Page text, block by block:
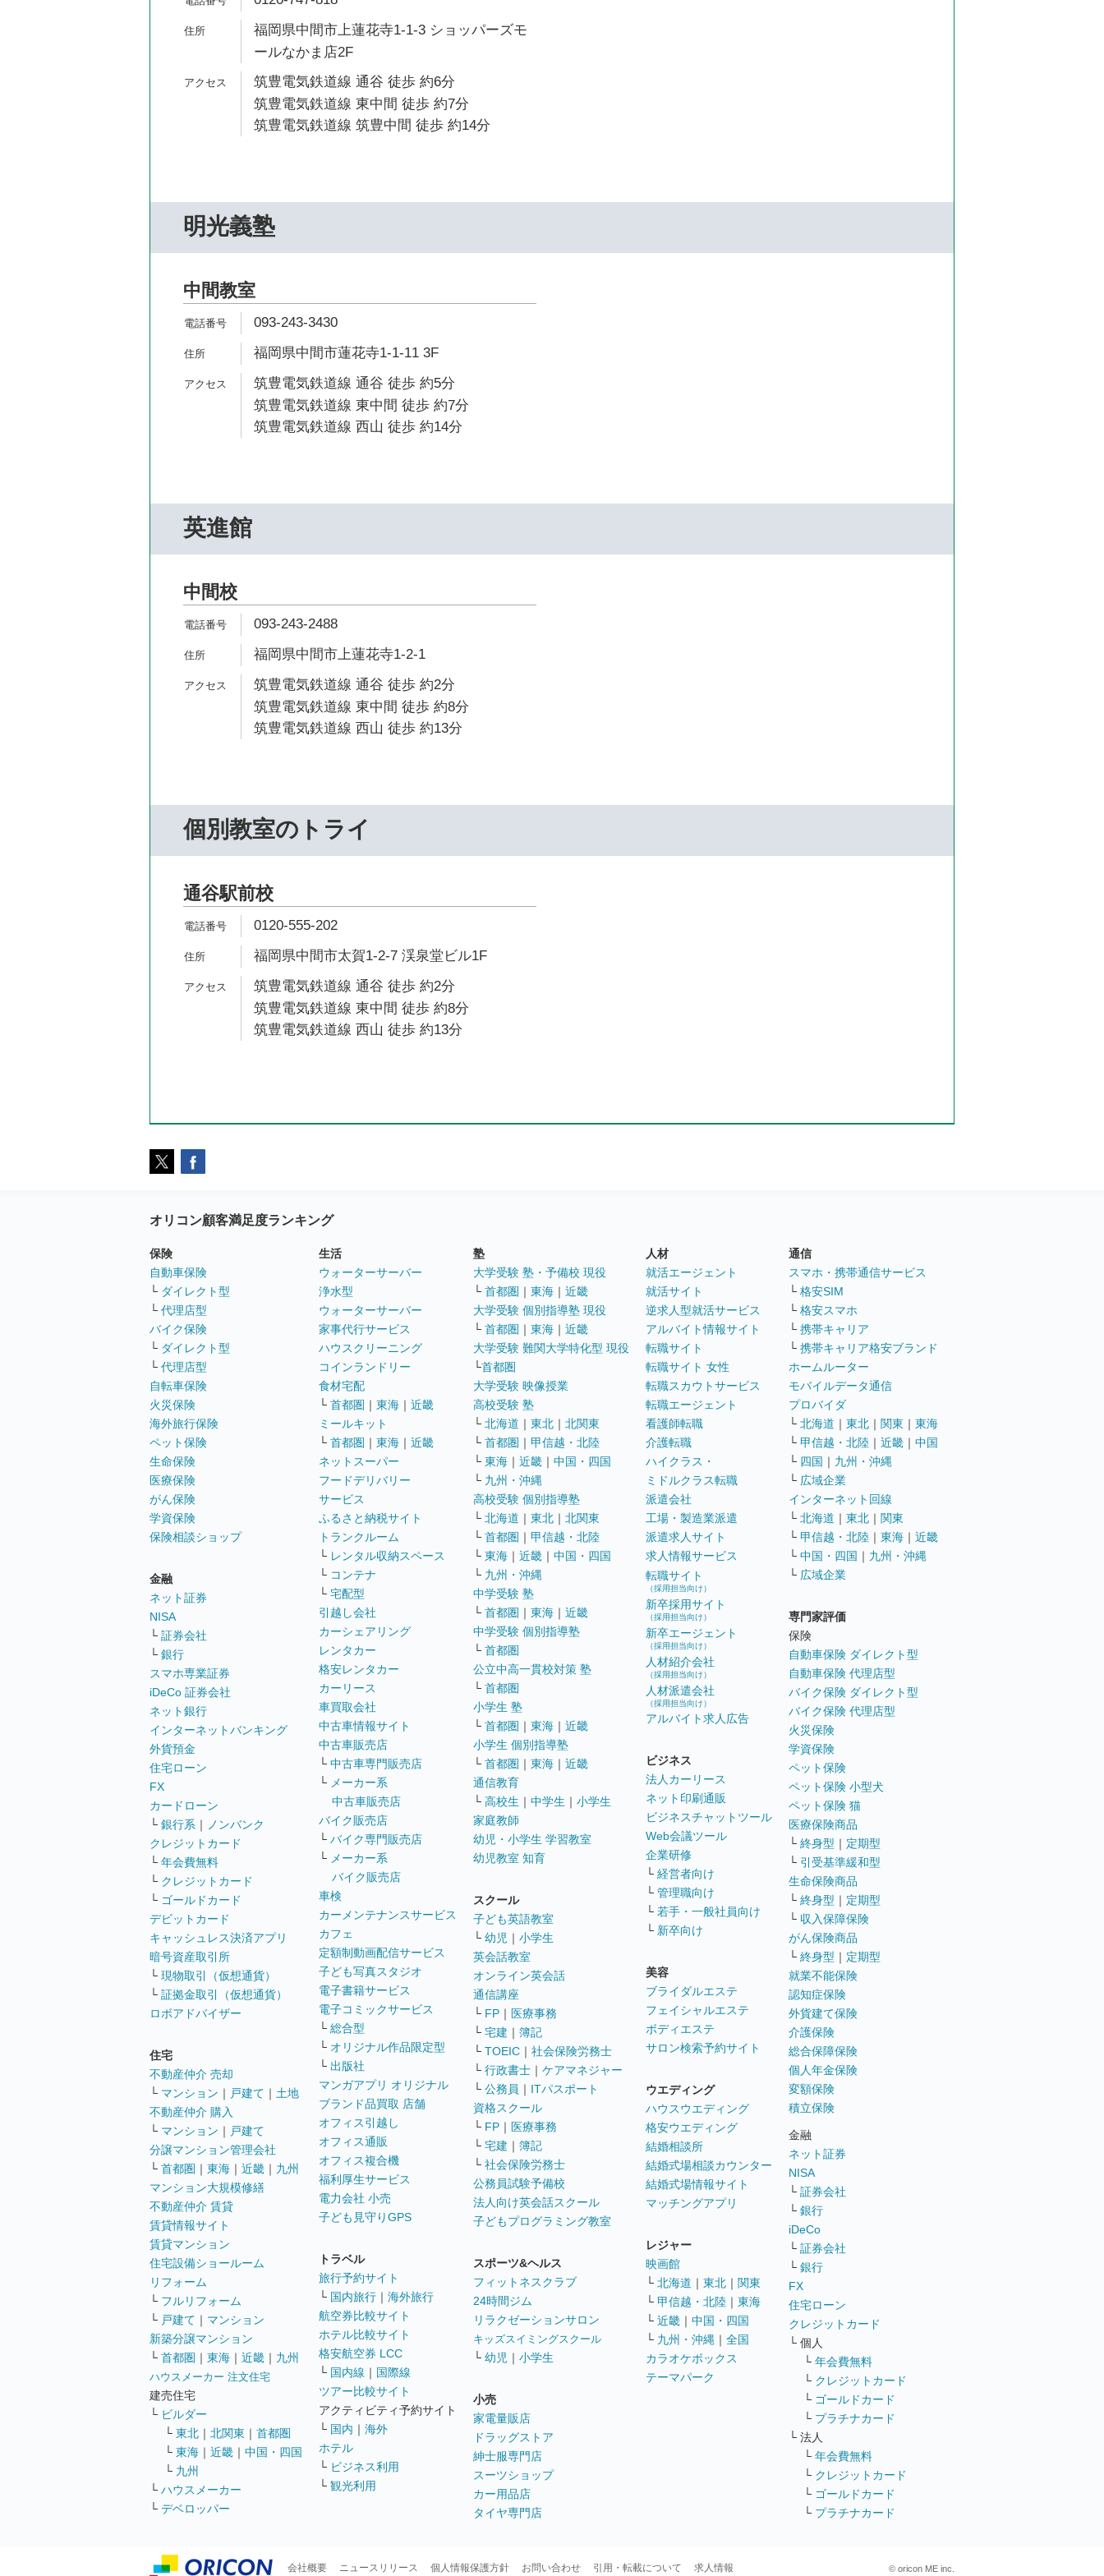
福岡県中間市上蓮花寺1-1-3 ショッパーズモ
ールなかま店2F
筑豊電気鉄道線 通谷 徒歩 約6分
筑豊電気鉄道線 東中間 徒歩 約7分
筑豊電気鉄道線 筑豊中間 徒歩 約14分
明光義塾
中間教室
093-243-3430
福岡県中間市蓮花寺1-1-11 3F
筑豊電気鉄道線 通谷 徒歩 約5分
筑豊電気鉄道線 東中間 徒歩 約7分
筑豊電気鉄道線 西山 徒歩 約14分
英進館
中間校
093-243-2488
福岡県中間市上蓮花寺1-2-1
筑豊電気鉄道線 通谷 徒歩 約2分
筑豊電気鉄道線 東中間 徒歩 約8分
筑豊電気鉄道線 西山 徒歩 約13分
個別教室のトライ
通谷駅前校
0120-555-202
福岡県中間市太賀1-2-7 渓泉堂ビル1F
筑豊電気鉄道線 通谷 徒歩 約2分
筑豊電気鉄道線 東中間 徒歩 約8分
筑豊電気鉄道線 西山 徒歩 約13分
オリコン顧客満足度ランキング
保険
自動車保険
└ ダイレクト型
└ 代理店型
バイク保険
└ ダイレクト型
└ 代理店型
自転車保険
火災保険
海外旅行保険
ペット保険
生命保険
医療保険
がん保険
学資保険
保険相談ショップ
金融
ネット証券
NISA
└ 証券会社
└ 銀行
スマホ専業証券
iDeCo 証券会社
ネット銀行
インターネットバンキング
外貨預金
住宅ローン
FX
カードローン
└ 銀行系 ｜
ノンバンク
クレジットカード
└ 年会費無料
└ クレジットカード
└ ゴールドカード
デビットカード
キャッシュレス決済アプリ
暗号資産取引所
└ 現物取引（仮想通貨）
└ 証拠金取引（仮想通貨）
ロボアドバイザー
住宅
不動産仲介 売却
└ マンション ｜ 戸建て ｜ 土地
不動産仲介 購入
└ マンション ｜ 戸建て
分譲マンション管理会社
└ 首都圏 ｜ 東海 ｜ 近畿 ｜ 九州
マンション大規模修繕
不動産仲介 賃貸
賃貸情報サイト
賃貸マンション
住宅設備ショールーム
リフォーム
└ フルリフォーム
└ 戸建て ｜ マンション
新築分譲マンション
└ 首都圏 ｜ 東海 ｜ 近畿 ｜ 九州
ハウスメーカー 注文住宅
建売住宅
└ ビルダー
└ 東北 ｜ 北関東 ｜ 首都圏
└ 東海 ｜ 近畿 ｜ 中国・四国
└ 九州
└ ハウスメーカー
└ デベロッパー
生活
ウォーターサーバー
浄水型
ウォーターサーバー
家事代行サービス
ハウスクリーニング
コインランドリー
食材宅配
└ 首都圏 ｜ 東海 ｜ 近畿
ミールキット
└ 首都圏 ｜ 東海 ｜ 近畿
ネットスーパー
フードデリバリー
サービス
ふるさと納税サイト
トランクルーム
└ レンタル収納スペース
└ コンテナ
└ 宅配型
引越し会社
カーシェアリング
レンタカー
格安レンタカー
カーリース
車買取会社
中古車情報サイト
中古車販売店
└ 中古車専門販売店
└ メーカー系
中古車販売店
バイク販売店
└ バイク専門販売店
└ メーカー系
バイク販売店
車検
カーメンテナンスサービス
カフェ
定額制動画配信サービス
子ども写真スタジオ
電子書籍サービス
電子コミックサービス
└ 総合型
└ オリジナル作品限定型
└ 出版社
マンガアプリ オリジナル
ブランド品買取 店舗
オフィス引越し
オフィス通販
オフィス複合機
福利厚生サービス
電力会社 小売
子ども見守りGPS
トラベル
旅行予約サイト
└ 国内旅行 ｜ 海外旅行
航空券比較サイト
ホテル比較サイト
格安航空券 LCC
└ 国内線 ｜ 国際線
ツアー比較サイト
アクティビティ予約サイト
└ 国内 ｜ 海外
ホテル
└ ビジネス利用
└ 観光利用
塾
大学受験 塾・予備校 現役
└ 首都圏 ｜ 東海 ｜ 近畿
大学受験 個別指導塾 現役
└ 首都圏 ｜ 東海 ｜ 近畿
大学受験 難関大学特化型 現役
└首都圏
大学受験 映像授業
高校受験 塾
└ 北海道 ｜ 東北 ｜ 北関東
└ 首都圏 ｜ 甲信越・北陸
└ 東海 ｜ 近畿 ｜ 中国・四国
└ 九州・沖縄
高校受験 個別指導塾
└ 北海道 ｜ 東北 ｜ 北関東
└ 首都圏 ｜ 甲信越・北陸
└ 東海 ｜ 近畿 ｜ 中国・四国
└ 九州・沖縄
中学受験 塾
└ 首都圏 ｜ 東海 ｜ 近畿
中学受験 個別指導塾
└ 首都圏
公立中高一貫校対策 塾
└ 首都圏
小学生 塾
└ 首都圏 ｜ 東海 ｜ 近畿
小学生 個別指導塾
└ 首都圏 ｜ 東海 ｜ 近畿
通信教育
└ 高校生 ｜ 中学生 ｜ 小学生
家庭教師
幼児・小学生 学習教室
幼児教室 知育
スクール
子ども英語教室
└ 幼児 ｜ 小学生
英会話教室
オンライン英会話
通信講座
└ FP ｜ 医療事務
└ 宅建 ｜ 簿記
└ TOEIC ｜ 社会保険労務士
└ 行政書士 ｜ ケアマネジャー
└ 公務員 ｜ ITパスポート
資格スクール
└ FP ｜ 医療事務
└ 宅建 ｜ 簿記
└ 社会保険労務士
公務員試験予備校
法人向け英会話スクール
子どもプログラミング教室
スポーツ&ヘルス
フィットネスクラブ
24時間ジム
リラクゼーションサロン
キッズスイミングスクール
└ 幼児 ｜ 小学生
小売
家電量販店
ドラッグストア
紳士服専門店
スーツショップ
カー用品店
タイヤ専門店
人材
就活エージェント
就活サイト
逆求人型就活サービス
アルバイト情報サイト
転職サイト
転職サイト 女性
転職スカウトサービス
転職エージェント
看護師転職
介護転職
ハイクラス・
ミドルクラス転職
派遣会社
工場・製造業派遣
派遣求人サイト
求人情報サービス
転職サイト
（採用担当向け）
新卒採用サイト
（採用担当向け）
新卒エージェント
（採用担当向け）
人材紹介会社
（採用担当向け）
人材派遣会社
（採用担当向け）
アルバイト求人広告
ビジネス
法人カーリース
ネット印刷通販
ビジネスチャットツール
Web会議ツール
企業研修
└ 経営者向け
└ 管理職向け
└ 若手・一般社員向け
└ 新卒向け
美容
ブライダルエステ
フェイシャルエステ
ボディエステ
サロン検索予約サイト
ウエディング
ハウスウエディング
格安ウエディング
結婚相談所
結婚式場相談カウンター
結婚式場情報サイト
マッチングアプリ
レジャー
映画館
└ 北海道 ｜ 東北 ｜ 関東
└ 甲信越・北陸 ｜ 東海
└ 近畿 ｜ 中国・四国
└ 九州・沖縄 ｜ 全国
カラオケボックス
テーマパーク
通信
スマホ・携帯通信サービス
└ 格安SIM
└ 格安スマホ
└ 携帯キャリア
└ 携帯キャリア格安ブランド
ホームルーター
モバイルデータ通信
プロバイダ
└ 北海道 ｜ 東北 ｜ 関東 ｜ 東海
└ 甲信越・北陸 ｜ 近畿 ｜ 中国
└ 四国 ｜ 九州・沖縄
└ 広域企業
インターネット回線
└ 北海道 ｜ 東北 ｜ 関東
└ 甲信越・北陸 ｜ 東海 ｜ 近畿
└ 中国・四国 ｜ 九州・沖縄
└ 広域企業
専門家評価
保険
自動車保険 ダイレクト型
自動車保険 代理店型
バイク保険 ダイレクト型
バイク保険 代理店型
火災保険
学資保険
ペット保険
ペット保険 小型犬
ペット保険 猫
医療保険商品
└ 終身型 ｜ 定期型
└ 引受基準緩和型
生命保険商品
└ 終身型 ｜ 定期型
└ 収入保障保険
がん保険商品
└ 終身型 ｜ 定期型
就業不能保険
認知症保険
外貨建て保険
介護保険
総合保障保険
個人年金保険
変額保険
積立保険
金融
ネット証券
NISA
└ 証券会社
└ 銀行
iDeCo
└ 証券会社
└ 銀行
FX
住宅ローン
クレジットカード
└ 個人
└ 年会費無料
└ クレジットカード
└ ゴールドカード
└ プラチナカード
└ 法人
└ 年会費無料
└ クレジットカード
└ ゴールドカード
└ プラチナカード
会社概要 ニュースリリース 個人情報保護方針 お問い合わせ 引用・転載について 求人情報 © oricon ME inc.